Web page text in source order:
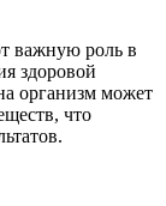
важную роль в
здоровой
организм может
что